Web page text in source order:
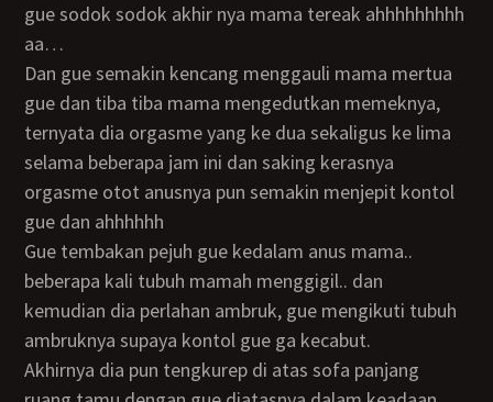
gue sodok sodok akhir nya mama tereak ahhhhhhhhh
aa…
Dan gue semakin kencang menggauli mama mertua
gue dan tiba tiba mama mengedutkan memeknya,
ternyata dia orgasme yang ke dua sekaligus ke lima
selama beberapa jam ini dan saking kerasnya
orgasme otot anusnya pun semakin menjepit kontol
gue dan ahhhhhh
Gue tembakan pejuh gue kedalam anus mama..
beberapa kali tubuh mamah menggigil.. dan
kemudian dia perlahan ambruk, gue mengikuti tubuh
ambruknya supaya kontol gue ga kecabut.
Akhirnya dia pun tengkurep di atas sofa panjang